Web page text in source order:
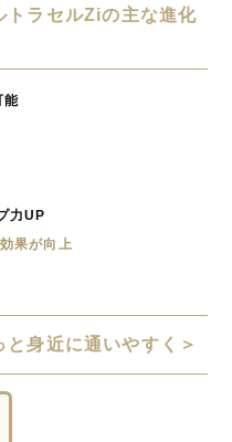
トラセルZiの主な進化
能
力UP
果が向上
身近に通いやすく＞